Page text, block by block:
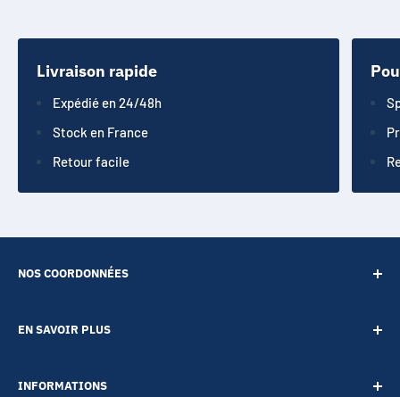
Livraison rapide
Expédié en 24/48h
Stock en France
Retour facile
NOS COORDONNÉES
EN SAVOIR PLUS
A propos
INFORMATIONS